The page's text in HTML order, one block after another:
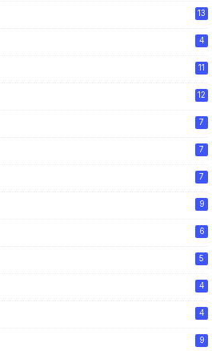
13
4
11
12
7
7
7
9
6
5
4
4
9